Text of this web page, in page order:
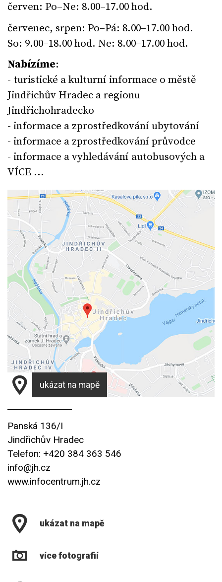
červen: Po–Ne: 8.00–17.00 hod.
červenec, srpen: Po–Pá: 8.00–17.00 hod.
So: 9.00–18.00 hod. Ne: 8.00–17.00 hod.
Nabízíme:
- turistické a kulturní informace o městě
Jindřichův Hradec a regionu
Jindřichohradecko
- informace a zprostředkování ubytování
- informace a zprostředkování průvodce
- informace a vyhledávání autobusových a
VÍCE ...
ukázat na mapě
Panská 136/I
Jindřichův Hradec
Telefon: +420 384 363 546
info@jh.cz
www.infocentrum.jh.cz
ukázat na mapě
více fotografií